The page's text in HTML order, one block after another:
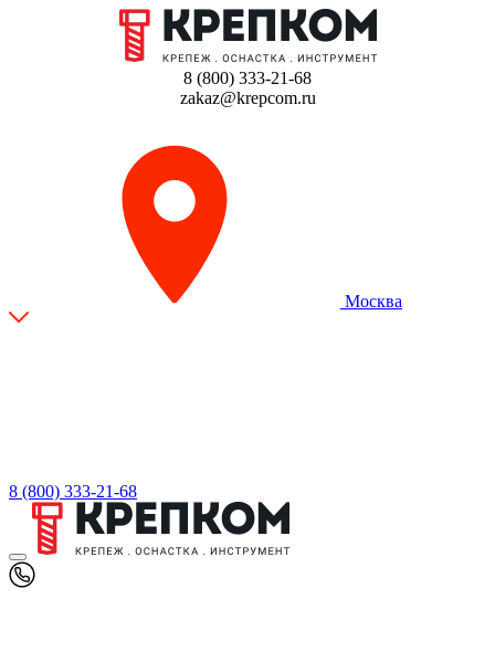
8 (800) 333-21-68
zakaz@krepcom.ru
Москва
8 (800) 333-21-68